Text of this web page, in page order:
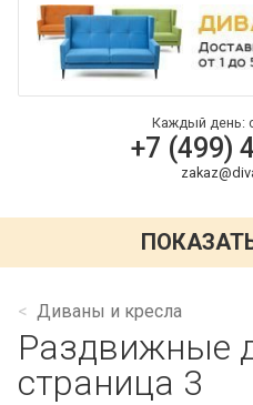
Оплата и
Каждый день:
+7 (499)
Диваны и кресла
Раздвижные
страница 3